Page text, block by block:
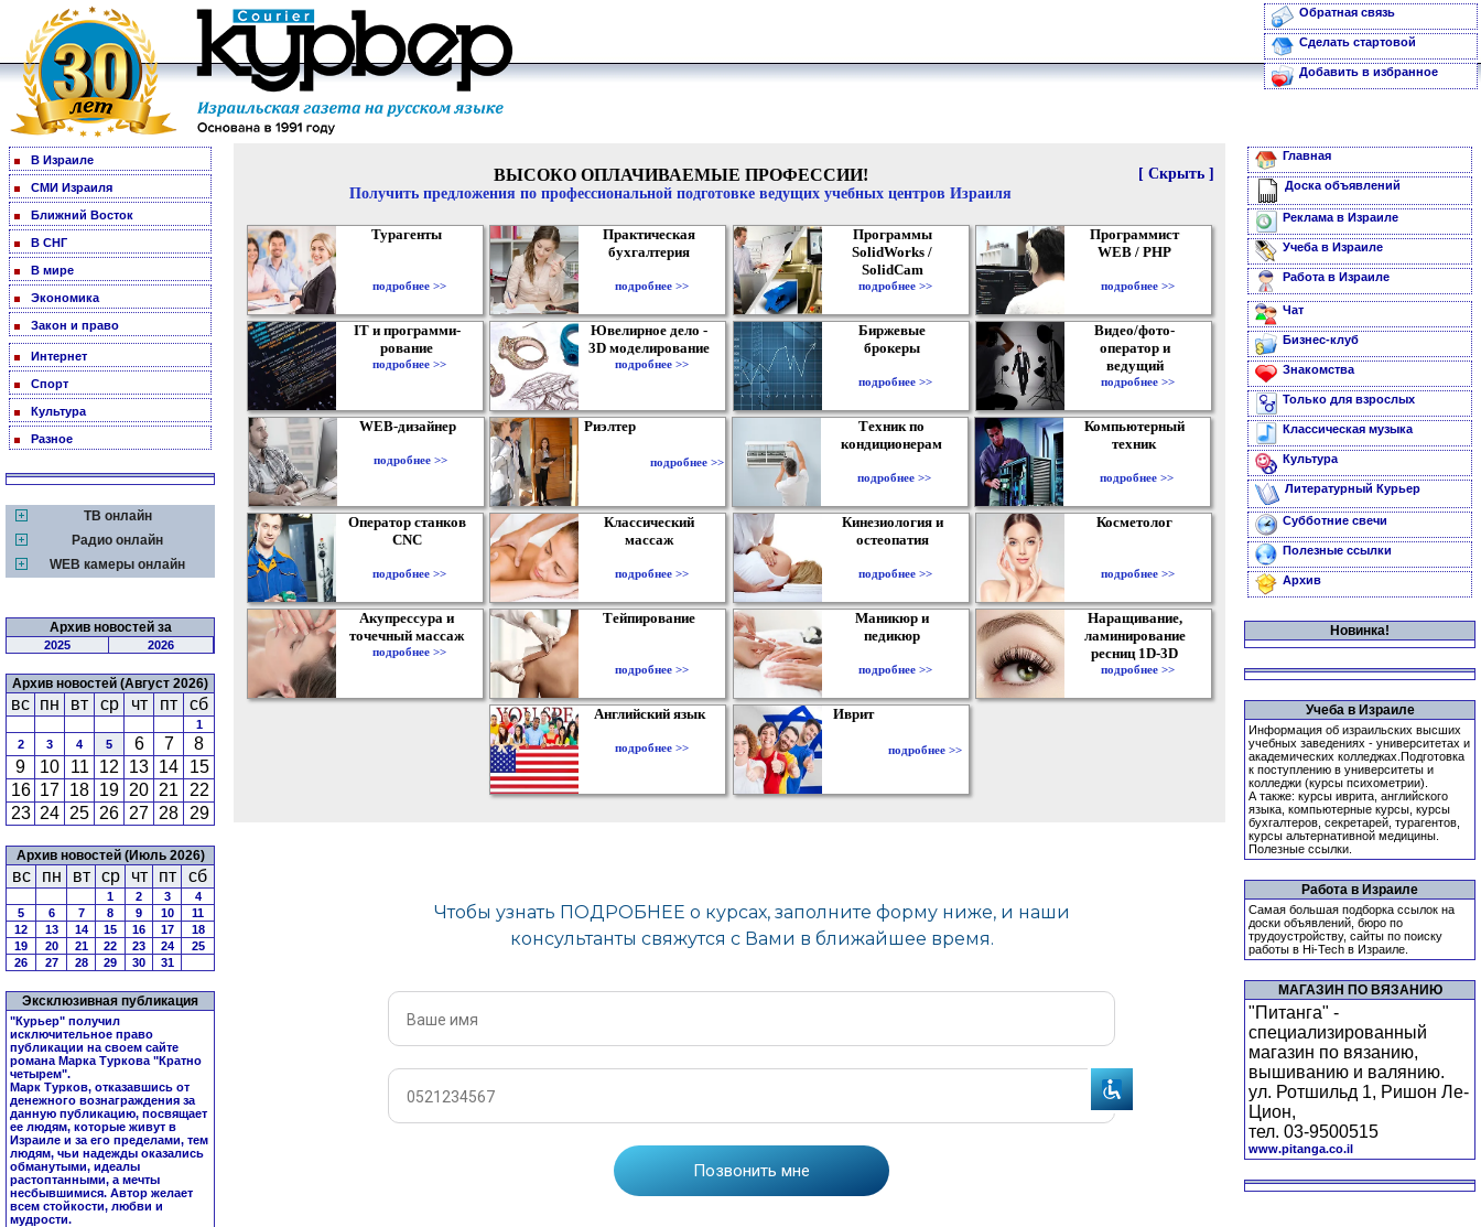
Обратная связь
Сделать стартовой
Добавить в избранное
В Израиле
СМИ Израиля
Ближний Восток
В СНГ
В мире
Экономика
Закон и право
Интернет
Спорт
Культура
Разное
ТВ онлайн
Радио онлайн
WEB камеры онлайн
Архив новостей за
2025 2026
Архив новостей (Август 2026)
вс пн вт ср чт пт сб
1
2
3 4 5 6 7
8
9
10 11 12 13 14
15
16 17 18 19 20 21
22
23 24 25 26 27 28 29
Архив новостей (Июль 2026)
вс пн вт ср чт пт сб
1 2 3
4
5
6 7 8 9 10
11
12
13 14 15 16 17
18
19
20 21 22 23 24
25
26
27 28 29 30 31
Эксклюзивная публикация
"Курьер" получил
исключительное право
публикации на своем сайте
романа Марка Туркова "Кратно
четырем".
Марк Турков, отказавшись от
денежного вознаграждения за
данную публикацию, посвящает
ее людям, которые живут в
Израиле и за его пределами, тем
людям, чьи надежды оказались
обманутыми, идеалы
растоптанными, а мечты
несбывшимися. Автор желает
всем стойкости, любви и
мудрости.
[ Скрыть ]
ВЫСОКО ОПЛАЧИВАЕМЫЕ ПРОФЕССИИ!
Получить предложения по профессиональной подготовке ведущих учебных центров Израиля
Турагенты
подробнее >>
Практическая
бухгалтерия
подробнее >>
Программы
SolidWorks /
SolidCam
подробнее >>
Программист
WEB / PHP
подробнее >>
IT и программи-
рование
подробнее >>
Ювелирное дело -
3D моделирование
подробнее >>
Биржевые
брокеры
подробнее >>
Видео/фото-
оператор и
ведущий
подробнее >>
WEB-дизайнер
подробнее >>
Риэлтер
подробнее >>
Техник по
кондиционерам
подробнее >>
Компьютерный
техник
подробнее >>
Оператор станков
CNC
подробнее >>
Классический
массаж
подробнее >>
Кинезиология и
остеопатия
подробнее >>
Косметолог
подробнее >>
Акупрессура и
точечный массаж
подробнее >>
Тейпирование
подробнее >>
Маникюр и
педикюр
подробнее >>
Наращивание,
ламинирование
ресниц 1D-3D
подробнее >>
Английский язык
подробнее >>
Иврит
подробнее >>
Главная
Доска объявлений
Реклама в Израиле
Учеба в Израиле
Работа в Израиле
Чат
Бизнес-клуб
Знакомства
Только для взрослых
Классическая музыка
Культура
Литературный Курьер
Субботние свечи
Полезные ссылки
Архив
Новинка!
Учеба в Израиле
Информация об израильских высших
учебных заведениях - университетах и
академических колледжах.Подготовка
к поступлению в университеты и
колледжи (курсы психометрии).
А также: курсы иврита, английского
языка, компьютерные курсы, курсы
бухгалтеров, секретарей, турагентов,
курсы альтернативной медицины.
Полезные ссылки.
Работа в Израиле
Самая большая подборка ссылок на
доски объявлений, бюро по
трудоустройству, сайты по поиску
работы в Hi-Tech в Израиле.
МАГАЗИН ПО ВЯЗАНИЮ
"Питанга" -
специализированный
магазин по вязанию,
вышиванию и валянию.
ул. Ротшильд 1, Ришон Ле-
Цион,
тел. 03-9500515
www.pitanga.co.il